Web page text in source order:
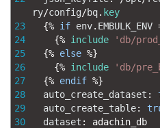
23
24
25
26
27
28
29
30
ry/config/bq. key
{% if env. EMBULK_ENV
{% include 'db/
{% else %}
{% include 'db/
{% endif %}
auto_create_dataset :
auto_create_table:
dataset :
adachin_db